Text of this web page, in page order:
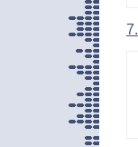
7.